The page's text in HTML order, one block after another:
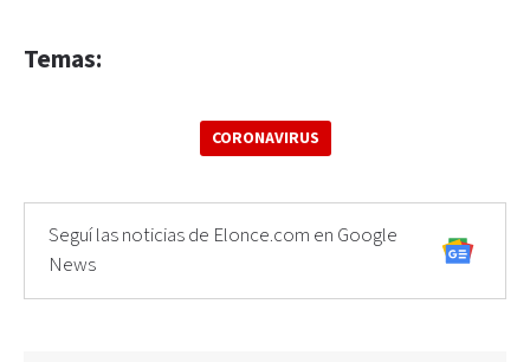
Temas:
CORONAVIRUS
Seguí las noticias de Elonce.com en Google
News